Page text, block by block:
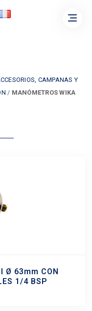
CAMPANAS Y
/ MANÓMETROS WIKA
Ø 63mm CON
1/4 BSP